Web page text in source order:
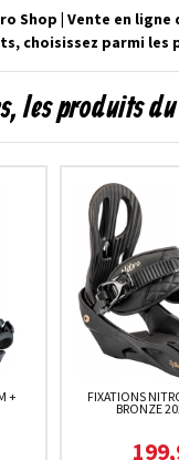
Shop | Vente en
choisissez parmi
les produits
+ FIXATIONS
BRONZE